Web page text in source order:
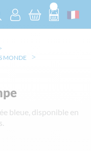
MONDE
bleue, disponible en